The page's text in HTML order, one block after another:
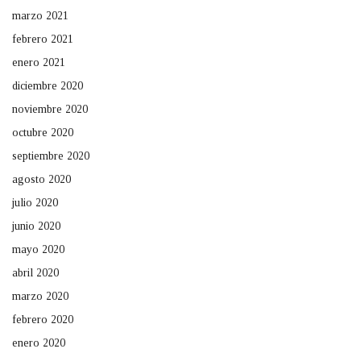
marzo 2021
febrero 2021
enero 2021
diciembre 2020
noviembre 2020
octubre 2020
septiembre 2020
agosto 2020
julio 2020
junio 2020
mayo 2020
abril 2020
marzo 2020
febrero 2020
enero 2020